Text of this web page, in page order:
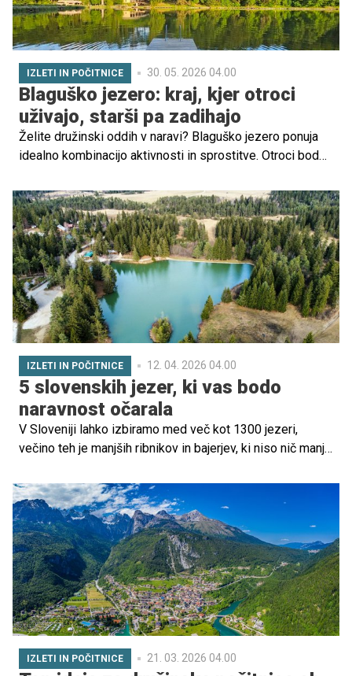
IZLETI IN POČITNICE 30. 05. 2026 04.00
Blaguško jezero: kraj, kjer otroci
uživajo, starši pa zadihajo
Želite družinski oddih v naravi? Blaguško jezero ponuja
idealno kombinacijo aktivnosti in sprostitve. Otroci bodo
mlina, starši pa nad sprehodi, kolesarjenjem in mirnimi
kotički za počitek. Preverite možnosti za nepozaben
družinski izlet.
IZLETI IN POČITNICE 12. 04. 2026 04.00
5 slovenskih jezer, ki vas bodo
naravnost očarala
V Sloveniji lahko izbiramo med več kot 1300 jezeri,
večino teh je manjših ribnikov in bajerjev, ki niso nič manj
visokogorju, kamor pozimi težje dostopamo. Zato smo za
vas izbrali 5 čudovitih nižje ležečih jezer, ki jih lahko
obiščete v pomladnem času in se naužijete spokojnosti
ter blagodejnega miru.
IZLETI IN POČITNICE 21. 03. 2026 04.00